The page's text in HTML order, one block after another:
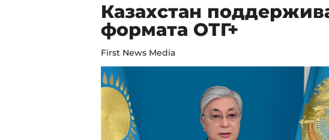
Казахстан
формата ОТГ+
First News Media